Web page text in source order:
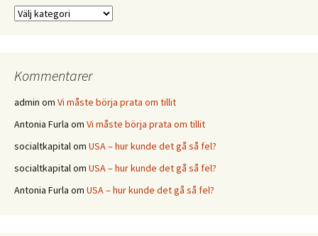
Kategorier
Kommentarer
admin om Vi måste börja prata om tillit
Antonia Furla om Vi måste börja prata om tillit
socialtkapitalom USA – hur kunde det gå så fel?
socialtkapitalom USA – hur kunde det gå så fel?
Antonia Furla om USA – hur kunde det gå så fel?